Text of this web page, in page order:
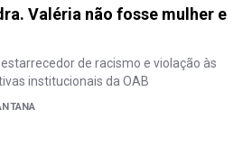
Valéria não fosse mulher e
de racismo e violação às
institucionais da OAB